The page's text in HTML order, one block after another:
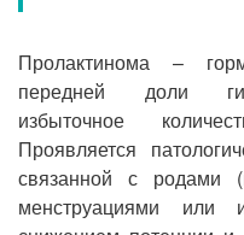
Пролактинома –
передней доли
избыточное
Проявляется
связанной с родами
менструациями или